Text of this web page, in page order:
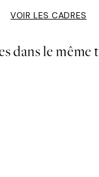
VOIR LES CADRES
dans le même